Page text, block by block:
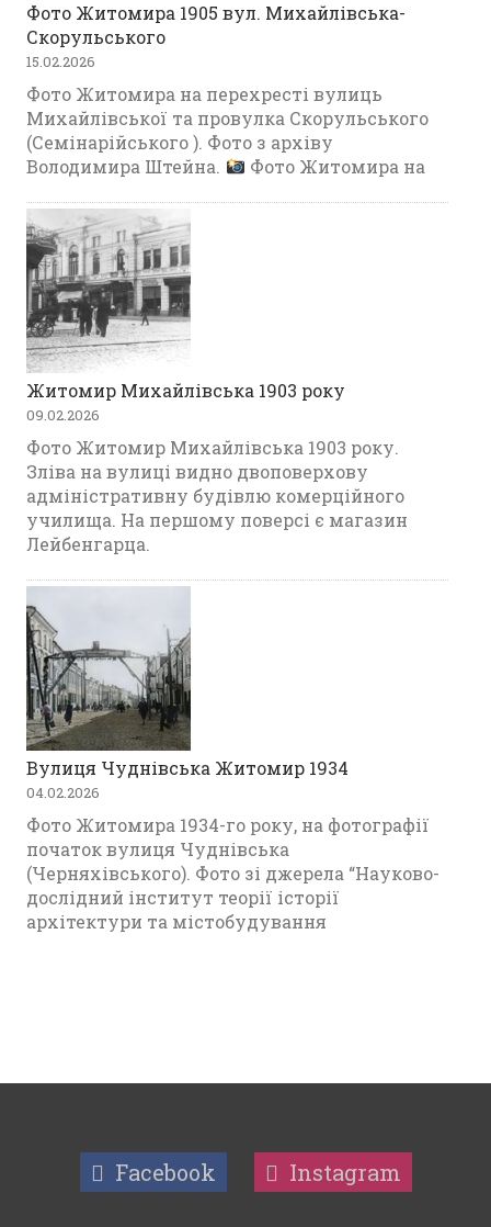
Фото Житомира 1905 вул. Михайлівська-
Скорульського
15.02.2026
Фото Житомира на перехресті вулиць
Михайлівської та провулка Скорульського
(Семінарійського ). Фото з архіву
Володимира Штейна.
Фото Житомира на
Житомир Михайлівська 1903 року
09.02.2026
Фото Житомир Михайлівська 1903 року.
Зліва на вулиці видно двоповерхову
адміністративну будівлю комерційного
училища. На першому поверсі є магазин
Лейбенгарца.
Вулиця Чуднівська Житомир 1934
04.02.2026
Фото Житомира 1934-го року, на фотографії
початок вулиця Чуднівська
(Черняхівського). Фото зі джерела “Науково-
дослідний інститут теорії історії
архітектури та містобудування
Facebook Instagram